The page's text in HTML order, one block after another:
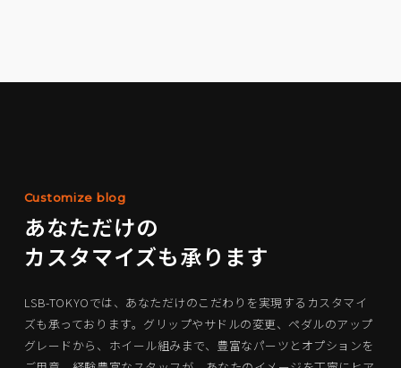
Customize blog
あなただけの
カスタマイズも承ります
LSB-TOKYOでは、あなただけのこだわりを実現するカスタマイ
ズも承っております。グリップやサドルの変更、ペダルのアップ
グレードから、ホイール組みまで、豊富なパーツとオプションを